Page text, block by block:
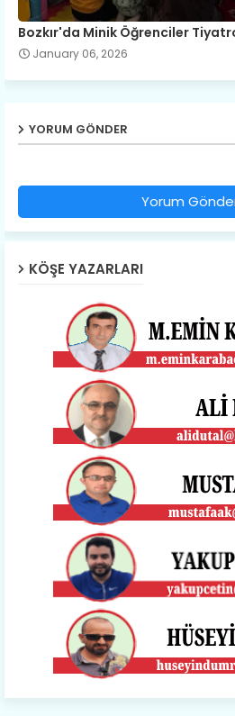
Bozkır'da Minik Öğrenciler
January 06, 2026
YORUM GÖNDER
Yorum
KÖŞE YAZARLARI